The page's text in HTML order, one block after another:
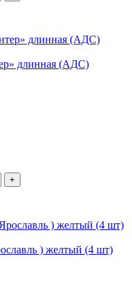
длинная (АДС)
+
) желтый (4 шт)